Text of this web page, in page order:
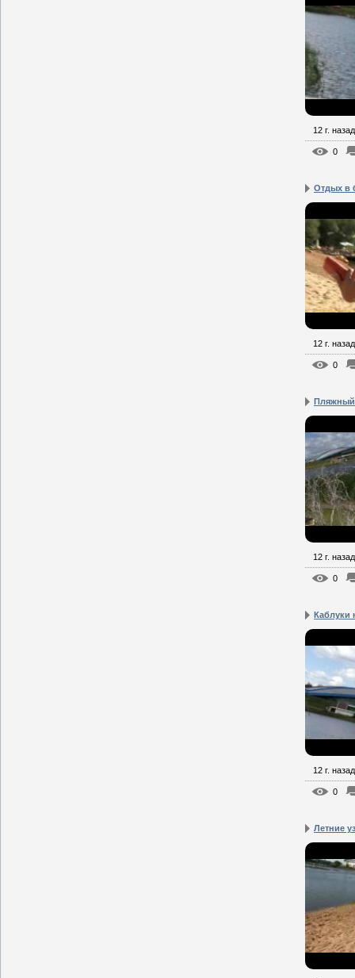
12 г. назад
0
Отдых в
12 г. назад
0
12 г. назад
0
Каблуки
12 г. назад
0
Летние